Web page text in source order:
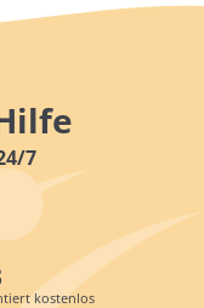
7
kostenlos